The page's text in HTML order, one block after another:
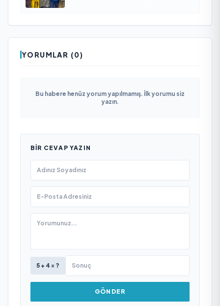
YORUMLAR (0)
Bu habere henüz yorum yapılmamış. İlk yorumu siz
yazın.
BIR CEVAP YAZIN
5 + 4 = ?
GÖNDER